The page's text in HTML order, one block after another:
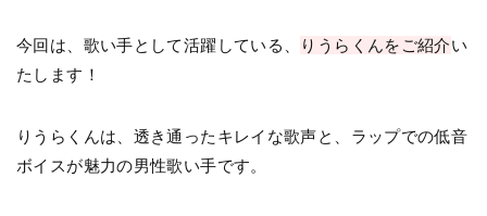
今回は、歌い手として活躍している、 りうらくんをご紹介い
たします！
りうらくんは、透き通ったキレイな歌声と、ラップでの低音
ボイスが魅力の男性歌い手です。